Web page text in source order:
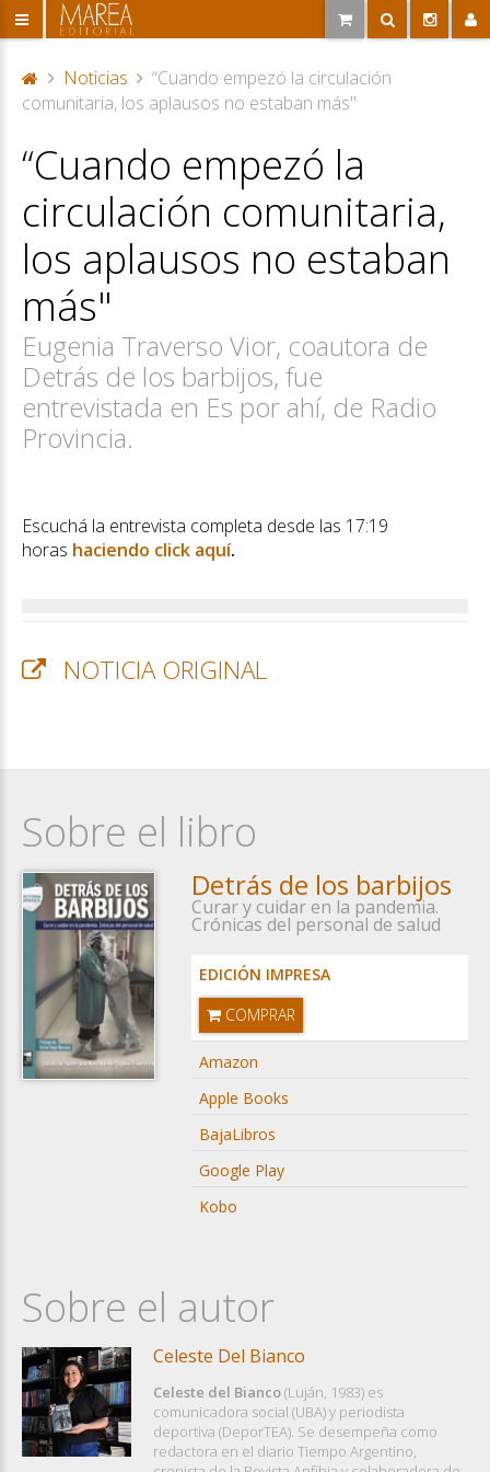
P
ta
a
Noticias
“Cuando empezó la circulación
comunitaria, los aplausos no estaban más"
“Cuando empezó la
circulación comunitaria,
los aplausos no estaban
más"
Eugenia Traverso Vior, coautora de
Detrás de los barbijos, fue
entrevistada en Es por ahí, de Radio
Provincia.
Escuchá la entrevista completa desde las 17:19
horas haciendo click aquí.
NOTICIA ORIGINAL
Sobre el libro
Detrás de los barbijos
Curar y cuidar en la pandemia.
Crónicas del personal de salud
EDICIÓN IMPRESA
COMPRAR
Amazon
Apple Books
BajaLibros
Google Play
Kobo
Sobre el autor
Celeste Del Bianco
Celeste del Bianco(Luján, 1983) es
comunicadora social (UBA) y periodista
deportiva (DeporTEA). Se desempeña como
redactora en el diario Tiempo Argentino,